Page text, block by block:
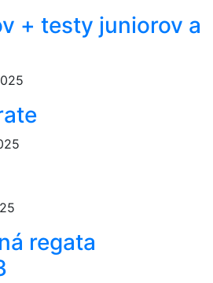
+ testy juniorov a
regata